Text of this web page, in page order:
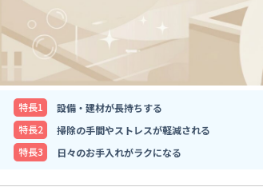
特⻑1
設備・建材が長持ちする
特⻑2
掃除の手間やストレスが軽減される
特⻑3
日々のお手入れがラクになる